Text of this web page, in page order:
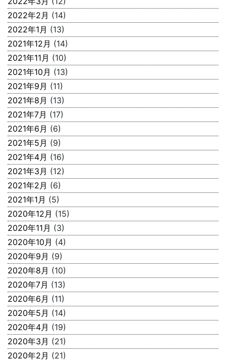
2022年2月 (14)
2022年1月 (13)
2021年12月 (14)
2021年11月 (10)
2021年10月 (13)
2021年9月 (11)
2021年8月 (13)
2021年7月 (17)
2021年6月 (6)
2021年5月 (9)
2021年4月 (16)
2021年3月 (12)
2021年2月 (6)
2021年1月 (5)
2020年12月 (15)
2020年11月 (3)
2020年10月 (4)
2020年9月 (9)
2020年8月 (10)
2020年7月 (13)
2020年6月 (11)
2020年5月 (14)
2020年4月 (19)
2020年3月 (21)
2020年2月 (21)